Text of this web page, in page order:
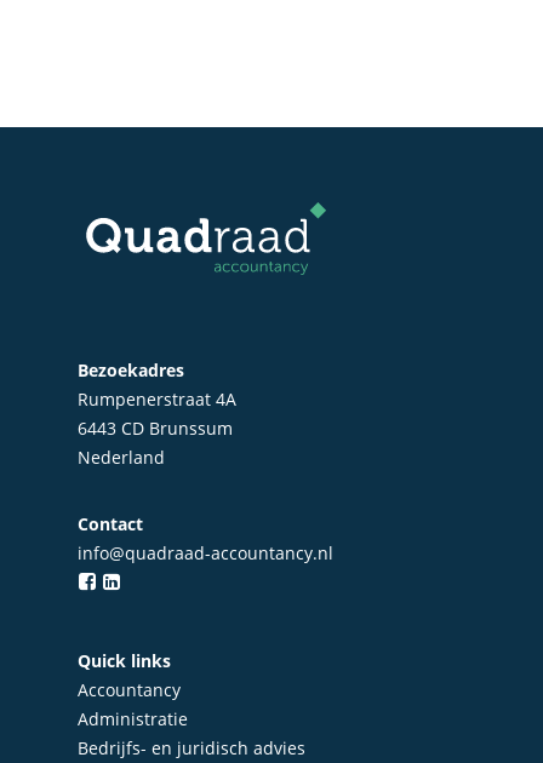
Bezoekadres
Rumpenerstraat 4A
6443 CD Brunssum
Nederland
Contact
info@quadraad-accountancy.nl
Quick links
Accountancy
Administratie
Bedrijfs- en juridisch advies